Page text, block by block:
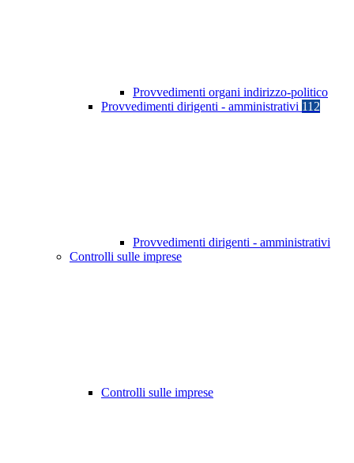
Provvedimenti organi indirizzo-politico
Provvedimenti dirigenti - amministrativi 112
Provvedimenti dirigenti - amministrativi
Controlli sulle imprese
Controlli sulle imprese